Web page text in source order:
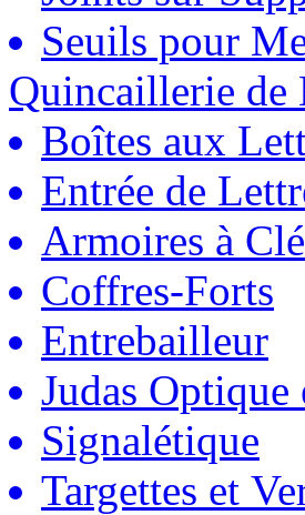
Seuils pour
Quincaillerie de
Boîtes aux
Entrée de
Armoires à
Coffres-Forts
Entrebailleur
Judas Optique
Signalétique
Targettes et